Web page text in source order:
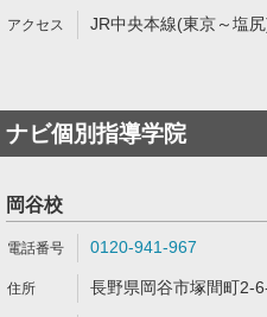
JR中央本線(東京～塩
ナビ個別指導学院
岡谷校
0120-941-967
長野県岡谷市塚間町2-